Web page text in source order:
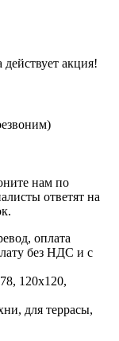
акция!
нам по
ответят на
оплата
без НДС и с
120х120,
для террасы,